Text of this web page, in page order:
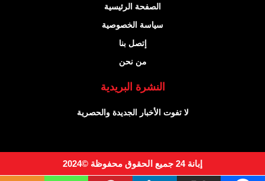
الصفحة الرئيسية
سياسة الخصوصية
إتصل بنا
من نحن
النشرة البريدية
لا تفوت الأخبار الجديدة والحصرية
إبانة 24 جميع الحقوق محفوظة ©2024